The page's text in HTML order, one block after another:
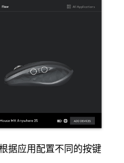
据应用配置不同的按键